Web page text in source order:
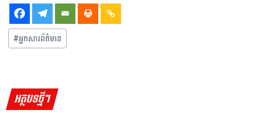
#អ្នកសារព័ត៌មាន
អត្ថបទថ្មីៗ